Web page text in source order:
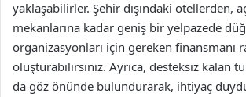
yaklaşabilirler. Şehir dışındaki otellerden,
mekanlarına kadar geniş bir yelpazede
organizasyonları için gereken finansmanı
oluşturabilirsiniz. Ayrıca, desteksiz kalan
da göz önünde bulundurarak, ihtiyaç